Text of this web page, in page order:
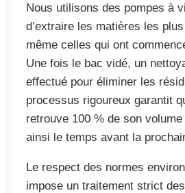
Nous utilisons des pompes à
d’extraire les matières les
même celles qui ont
Une fois le bac vidé, un
effectué pour éliminer les
processus rigoureux garantit
retrouve 100 % de son
ainsi le temps avant la
Le respect des normes
impose un traitement strict